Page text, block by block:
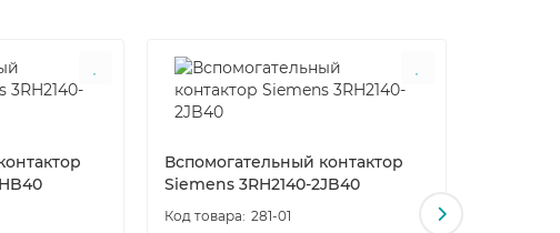
Вспомогательный контактор
Siemens 3RH2140-2JB40
281-01